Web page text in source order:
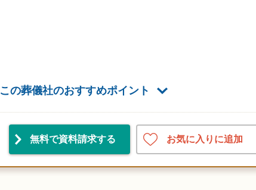
この葬儀社のおすすめポイント
無料で資料請求する お気に入りに追加